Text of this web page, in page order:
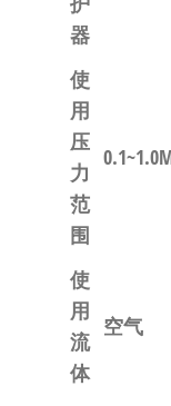
器
使
用
压
力
范
围
使
用
流
体
空气